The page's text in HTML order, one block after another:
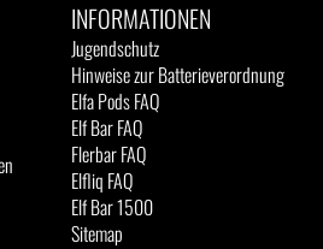
INFORMATIONEN
Jugendschutz
Hinweise zur Batterieverordnung
Elfa Pods FAQ
Elf Bar FAQ
Flerbar FAQ
Elfliq FAQ
Elf Bar 1500
Sitemap